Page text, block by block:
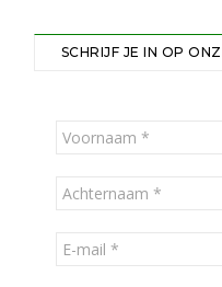
SCHRIJF JE IN OP